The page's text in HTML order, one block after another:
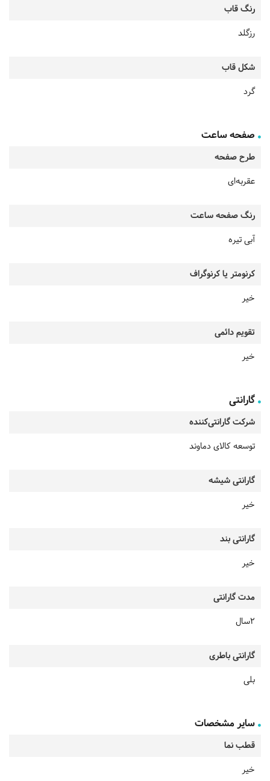
رنگ قاب
رزگلد
شکل قاب
گرد
صفحه ساعت
طرح صفحه
عقربه‌ای
رنگ صفحه ساعت
آبی تیره
کرنومتر یا کرنوگراف
خیر
تقویم دائمی
خیر
گارانتی
شرکت گارانتی‌کننده
توسعه کالای دماوند
گارانتی شیشه
خیر
گارانتی بند
خیر
مدت گارانتی
2سال
گارانتی باطری
بلی
سایر مشخصات
قطب نما
خیر